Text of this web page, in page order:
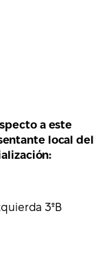
a este
local del
3ºB